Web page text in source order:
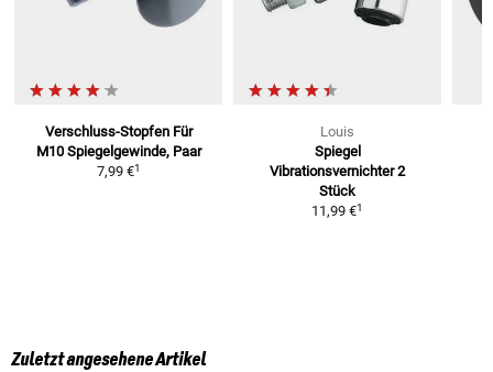
Verschluss-Stopfen Für
M10 Spiegelgewinde, Paar
7,99 €1
Louis
Spiegel
Vibrationsvernichter 2
Stück
11,99 €1
Zuletzt angesehene Artikel